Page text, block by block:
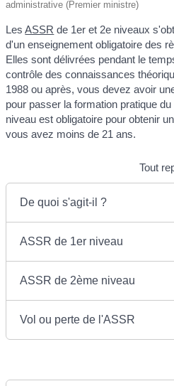
administrative (Premier ministre)
LesASSR de 1er et 2e niveaux
d'un enseignement obligatoire des
Elles sont délivrées pendant le
contrôle des connaissances
1988 ou après, vous devez avoir
pour passer la formation pratique du
niveau est obligatoire pour obtenir
vous avez moins de 21 ans.
Tout
De quoi s'agit-il ?
ASSR de 1er niveau
ASSR de 2ème niveau
Vol ou perte de l'ASSR